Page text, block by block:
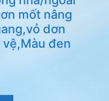
mốt nâng
dơn
vệ,Màu đen